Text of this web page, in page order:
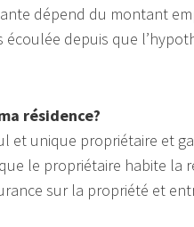
dépend du montant
depuis que
résidence?
et unique propriétaire et
le propriétaire habite la
sur la propriété et